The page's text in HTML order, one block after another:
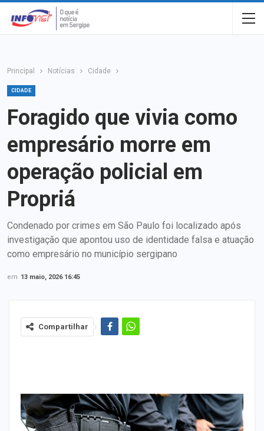
Principal Notícias Cidade
CIDADE
Foragido que vivia como
empresário morre em
operação policial em
Propriá
Condenado por crimes em São Paulo foi localizado após
investigação que apontou uso de identidade falsa e atuação
como empresário no município sergipano
em 13 maio, 2026 16:45
Compartilhar